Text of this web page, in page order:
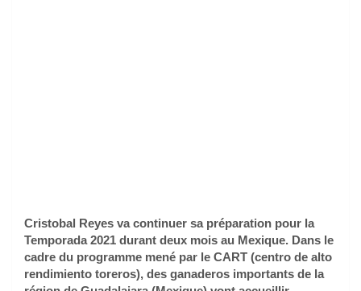
Cristobal Reyes va continuer sa préparation pour la
Temporada 2021 durant deux mois au Mexique. Dans le
cadre du programme mené par le CART (centro de alto
rendimiento toreros), des ganaderos importants de la